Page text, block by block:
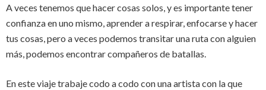
A veces tenemos que hacer cosas solos, y es importante tener
confianza en uno mismo, aprender a respirar, enfocarse y hacer
tus cosas, pero a veces podemos transitar una ruta con alguien
más, podemos encontrar compañeros de batallas.
En este viaje trabaje codo a codo con una artista con la que